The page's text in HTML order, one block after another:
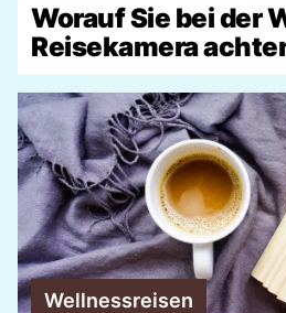
Worauf Sie bei der
Reisekamera
Wellnessreisen